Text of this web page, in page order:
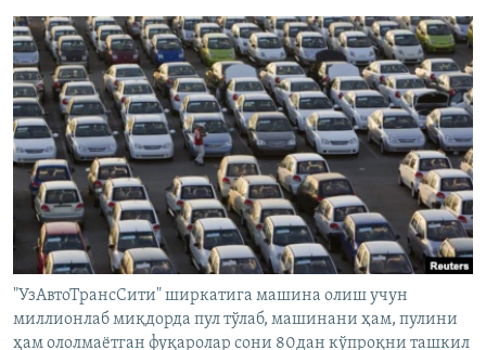
Озодлик бошқа тилларда
"УзАвтоТрансСити" ширкатига машина олиш учун
миллионлаб миқдорда пул тўлаб, машинани ҳам, пулини
ҳам ололмаётган фуқаролар сони 80дан кўпроқни ташкил